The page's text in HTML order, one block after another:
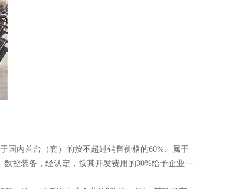
国内首台（套）的按不超过销售价格的60%、属于
控装备，经认定，按其开发费用的30%给予企业一